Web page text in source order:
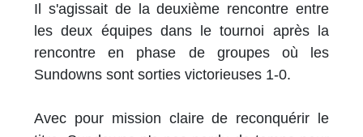
Il s'agissait de la deuxième rencontre entre
les deux équipes dans le tournoi après la
rencontre en phase de groupes où les
Sundowns sont sorties victorieuses 1-0.
Avec pour mission claire de reconquérir le